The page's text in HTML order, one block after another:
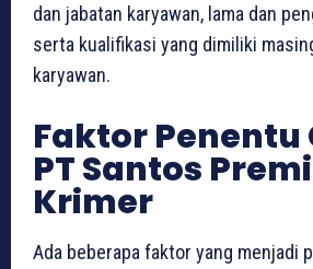
dan jabatan karyawan, lama dan
serta kualifikasi yang dimiliki
karyawan.
Faktor Penentu
PT Santos
Krimer
Ada beberapa faktor yang menjadi